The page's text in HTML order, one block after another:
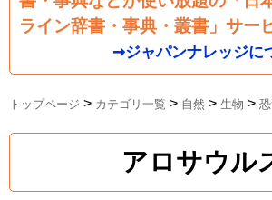
ライン辞書・事典・叢書」サー
➞ジャパンナレッジに
トップページ > カテゴリ一覧 > 自然 > 生物 >
アロサウル